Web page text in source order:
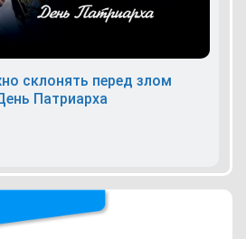
склонять перед злом
Патриарха